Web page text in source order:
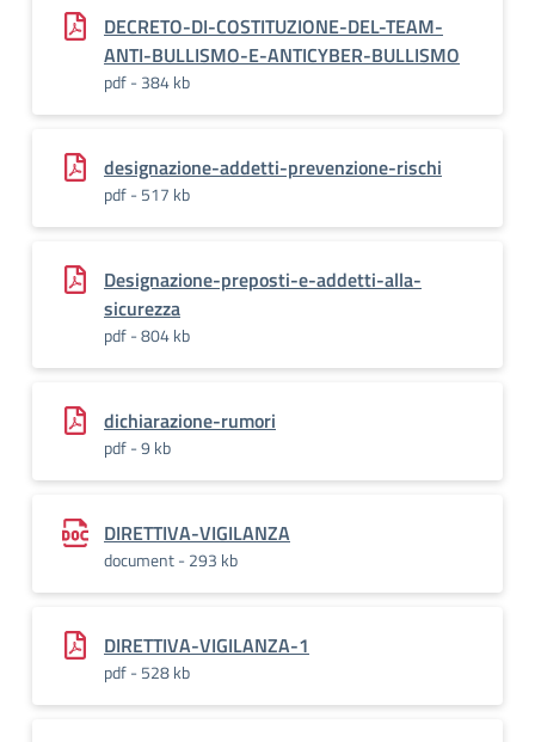
DECRETO-DI-COSTITUZIONE-DEL-TEAM-
ANTI-BULLISMO-E-ANTICYBER-BULLISMO
pdf - 384 kb
designazione-addetti-prevenzione-rischi
pdf - 517 kb
Designazione-preposti-e-addetti-alla-
sicurezza
pdf - 804 kb
dichiarazione-rumori
pdf - 9 kb
DIRETTIVA-VIGILANZA
document - 293 kb
DIRETTIVA-VIGILANZA-1
pdf - 528 kb